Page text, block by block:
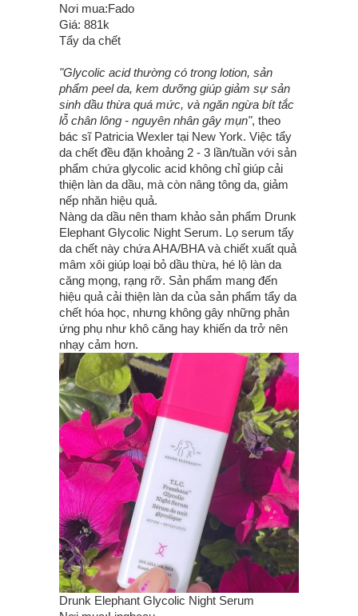
Nơi mua:Fado
Giá: 881k
Tẩy da chết
"Glycolic acid thường có trong lotion, sản
phẩm peel da, kem dưỡng giúp giảm sự sản
sinh dầu thừa quá mức, và ngăn ngừa bít tắc
lỗ chân lông - nguyên nhân gây mụn", theo
bác sĩ Patricia Wexler tại New York. Việc tẩy
da chết đều đặn khoảng 2 - 3 lần/tuần với sản
phẩm chứa glycolic acid không chỉ giúp cải
thiện làn da dầu, mà còn nâng tông da, giảm
nếp nhăn hiệu quả.
Nàng da dầu nên tham khảo sản phẩm Drunk
Elephant Glycolic Night Serum. Lọ serum tẩy
da chết này chứa AHA/BHA và chiết xuất quả
mâm xôi giúp loại bỏ dầu thừa, hé lộ làn da
căng mọng, rạng rỡ. Sản phẩm mang đến
hiệu quả cải thiện làn da của sản phẩm tẩy da
chết hóa học, nhưng không gây những phản
ứng phụ như khô căng hay khiến da trở nên
nhạy cảm hơn.
Drunk Elephant Glycolic Night Serum